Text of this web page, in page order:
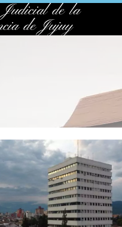
Judicial de la
de Jujuy